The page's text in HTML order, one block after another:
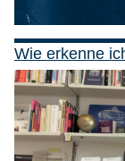
Wie erkenne